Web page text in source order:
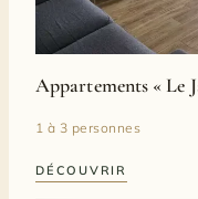
Appartements « Le
1 à 3 personnes
DÉCOUVRIR